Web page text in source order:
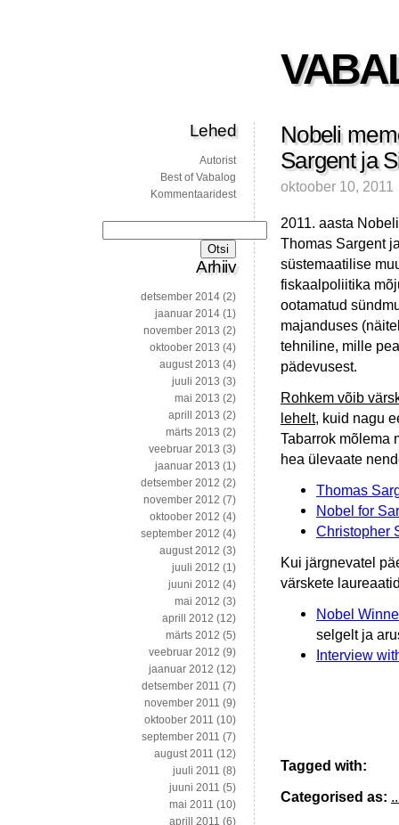
Nobeli
Sargent ja
oktoober 10, 2011
2011. aasta
Thomas Sargent
süstemaatilise
fiskaalpoliitika
ootamatud
majanduses
tehniline, mille
pädevusest.
Rohkem võib
lehelt, kuid nagu
Tabarrok mõlema
hea ülevaate
Thomas
Nobel for
Christopher
Kui järgnevatel
värskete
Nobel
selgelt ja
Interview
Tagged with:
Categorised as:
Lehed
Autorist
Best of Vabalog
Kommentaaridest
Arhiiv
detsember 2014 (2)
jaanuar 2014 (1)
november 2013 (2)
oktoober 2013 (4)
august 2013 (4)
juuli 2013 (3)
mai 2013 (2)
aprill 2013 (2)
märts 2013 (2)
veebruar 2013 (3)
jaanuar 2013 (1)
detsember 2012 (2)
november 2012 (7)
oktoober 2012 (4)
september 2012 (4)
august 2012 (3)
juuli 2012 (1)
juuni 2012 (4)
mai 2012 (3)
aprill 2012 (12)
märts 2012 (5)
veebruar 2012 (9)
jaanuar 2012 (12)
detsember 2011 (7)
november 2011 (9)
oktoober 2011 (10)
september 2011 (7)
august 2011 (12)
juuli 2011 (8)
juuni 2011 (5)
mai 2011 (10)
aprill 2011 (6)